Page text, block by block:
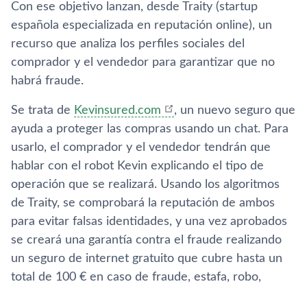
Con ese objetivo lanzan, desde Traity (startup
española especializada en reputación online), un
recurso que analiza los perfiles sociales del
comprador y el vendedor para garantizar que no
habrá fraude.
Se trata de Kevinsured.com
, un nuevo seguro que
ayuda a proteger las compras usando un chat. Para
usarlo, el comprador y el vendedor tendrán que
hablar con el robot Kevin explicando el tipo de
operación que se realizará. Usando los algoritmos
de Traity, se comprobará la reputación de ambos
para evitar falsas identidades, y una vez aprobados
se creará una garantí­a contra el fraude realizando
un seguro de internet gratuito que cubre hasta un
total de 100 € en caso de fraude, estafa, robo,